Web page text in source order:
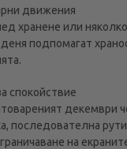
движения
хранене или
подпомагат
спокойствие
декември
последователна
на